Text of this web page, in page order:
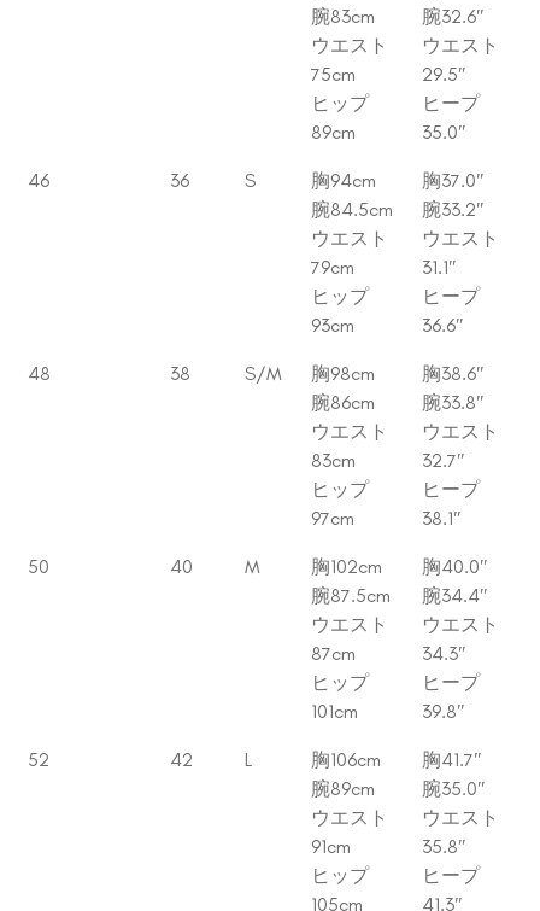
腕83cm
ウエスト
75cm
ヒップ
89cm
腕32.6″
ウエスト
29.5″
ヒープ
35.0″
46 36 S
胸94cm
腕84.5cm
ウエスト
79cm
ヒップ
93cm
胸37.0″
腕33.2″
ウエスト
31.1″
ヒープ
36.6″
48 38 S/M
胸98cm
腕86cm
ウエスト
83cm
ヒップ
97cm
胸38.6″
腕33.8″
ウエスト
32.7″
ヒープ
38.1″
50 40 M
胸102cm
腕87.5cm
ウエスト
87cm
ヒップ
101cm
胸40.0″
腕34.4″
ウエスト
34.3″
ヒープ
39.8″
52 42 L
胸106cm
腕89cm
ウエスト
91cm
ヒップ
105cm
胸41.7″
腕35.0″
ウエスト
35.8″
ヒープ
41.3″